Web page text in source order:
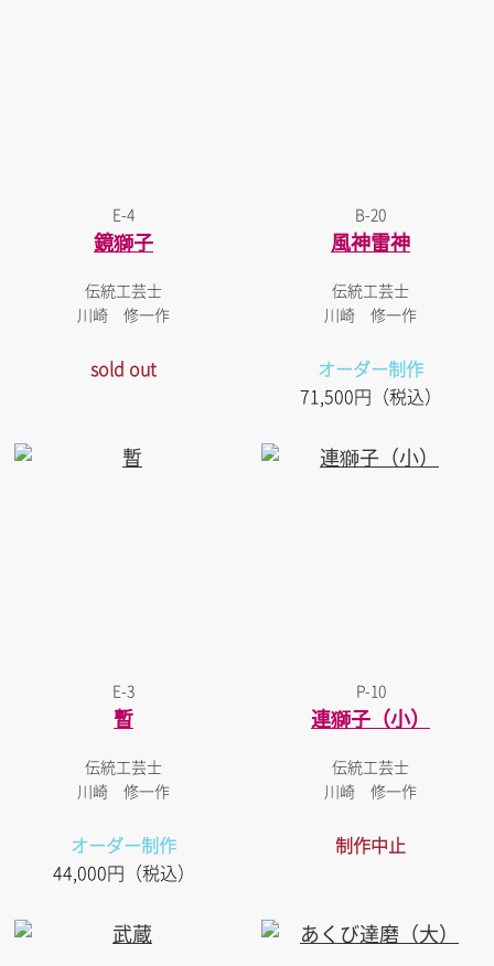
E-4
鏡獅子
伝統工芸士
川崎 修一作
sold out
B-20
風神雷神
伝統工芸士
川崎 修一作
オーダー制作
71,500円（税込）
E-3
暫
伝統工芸士
川崎 修一作
オーダー制作
44,000円（税込）
P-10
連獅子（小）
伝統工芸士
川崎 修一作
制作中止